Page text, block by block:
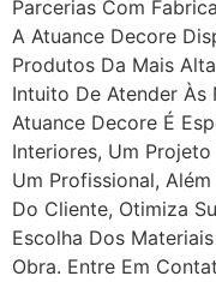
Parcerias Com
A Atuance Decore
Produtos Da Mais
Intuito De Atender Às
Atuance Decore É
Interiores, Um
Um Profissional,
Do Cliente, Otimiza
Escolha Dos
Obra. Entre Em